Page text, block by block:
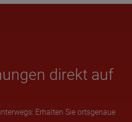
direkt auf
Erhalten Sie ortsgenaue